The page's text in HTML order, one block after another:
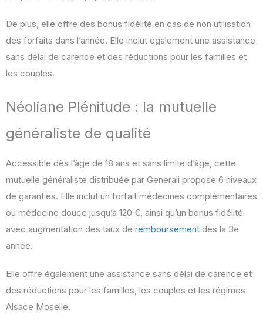
De plus, elle offre des bonus fidélité en cas de non utilisation
des forfaits dans l’année. Elle inclut également une assistance
sans délai de carence et des réductions pour les familles et
les couples.
Néoliane Plénitude : la mutuelle
généraliste de qualité
Accessible dès l’âge de 18 ans et sans limite d’âge, cette
mutuelle généraliste distribuée par Generali propose 6 niveaux
de garanties. Elle inclut un forfait médecines complémentaires
ou médecine douce jusqu’à 120 €, ainsi qu’un bonus fidélité
avec augmentation des taux de remboursement dès la 3e
année.
Elle offre également une assistance sans délai de carence et
des réductions pour les familles, les couples et les régimes
Alsace Moselle.